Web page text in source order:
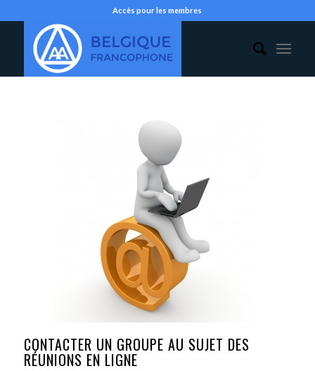
Accès pour les membres
CONTACTER UN GROUPE AU SUJET DES
RÉUNIONS EN LIGNE